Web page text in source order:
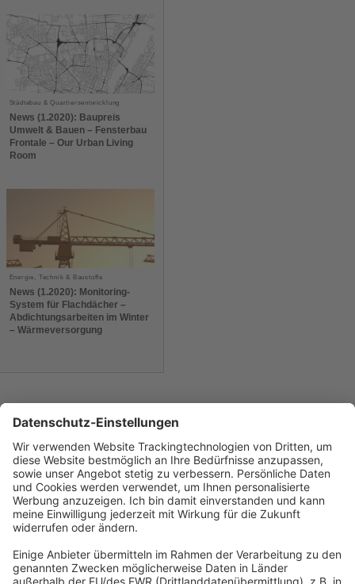
Städtebau & Quartiersentwicklung
News (1.2020): Baupreis
Umwelt & Bauen – Fensterbau
Frontale – Our Urban Living
Room
Energie, Technik & Baustoffe
News (1.2020): Monitoring-
System für Flachdächer –
Abdichtungsarbeiten im Winter
– Wärmeversorgung
Mehr aus dieser Ausgabe